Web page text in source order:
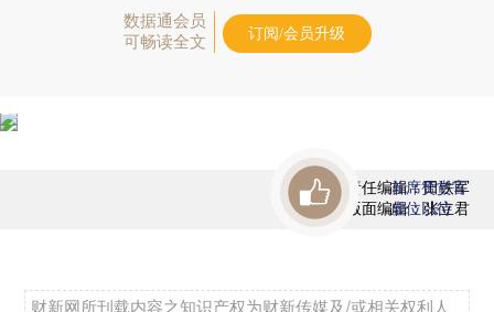
数据通会员
可畅读全文
订阅/会员升级
责任编辑：田铁军
版面编辑：张立君
首席赞赏官
虚位以待
财新网所刊载内容之知识产权为财新传媒及/或相关权利人